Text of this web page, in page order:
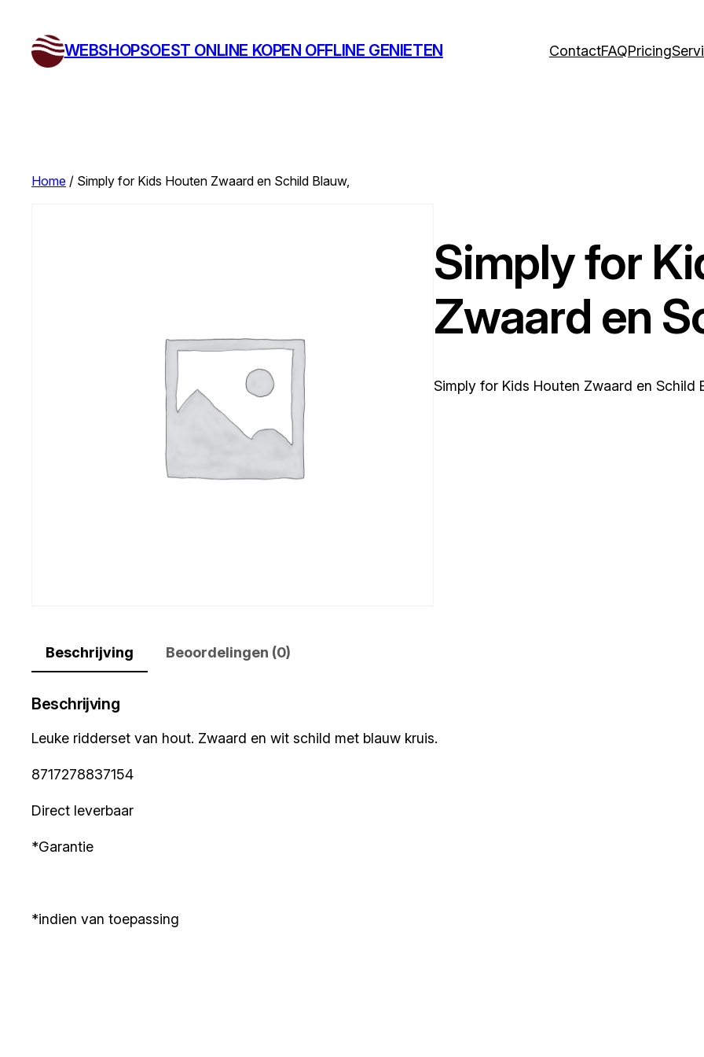
WEBSHOPSOEST ONLINE KOPEN OFFLINE GENIETEN ContactFAQPricing
Home / Simply for Kids Houten Zwaard en Schild Blauw,
Simply for
Zwaard en
Simply for Kids Houten Zwaard en Schild
Beschrijving Beoordelingen (0)
Beschrijving
Leuke ridderset van hout. Zwaard en wit schild met blauw kruis.
8717278837154
Direct leverbaar
*Garantie
*indien van toepassing